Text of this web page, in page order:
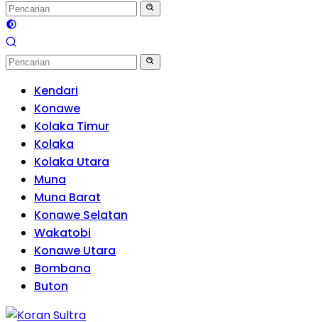
Kendari
Konawe
Kolaka Timur
Kolaka
Kolaka Utara
Muna
Muna Barat
Konawe Selatan
Wakatobi
Konawe Utara
Bombana
Buton